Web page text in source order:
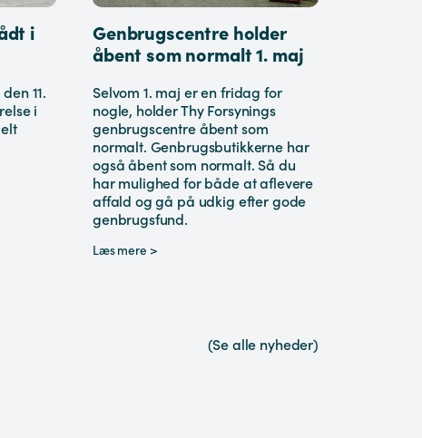
i
11.
i
Genbrugscentre holder
åbent som normalt 1. maj
Selvom 1. maj er en fridag for
nogle, holder Thy Forsynings
genbrugscentre åbent som
normalt. Genbrugsbutikkerne har
også åbent som normalt. Så du
har mulighed for både at aflevere
affald og gå på udkig efter gode
genbrugsfund.
Læs mere >
(Se alle nyheder)